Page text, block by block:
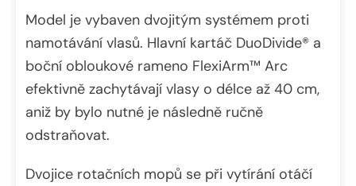
Model je vybaven dvojitým systémem proti
namotávání vlasů. Hlavní kartáč DuoDivide® a
boční obloukové rameno FlexiArm™ Arc
efektivně zachytávají vlasy o délce až 40 cm,
aniž by bylo nutné je následně ručně
odstraňovat.
Dvojice rotačních mopů se při vytírání otáčí